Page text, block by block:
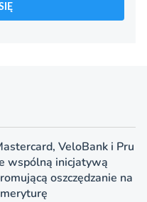
VeloBank i Pru
wspólną inicjatywą
oszczędzanie na